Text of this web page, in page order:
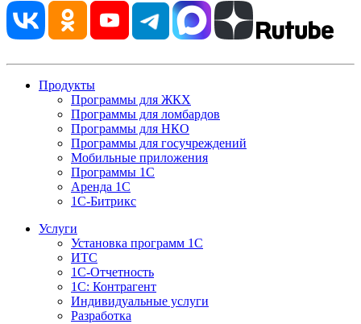
Продукты
Программы для ЖКХ
Программы для ломбардов
Программы для НКО
Программы для госучреждений
Мобильные приложения
Программы 1С
Аренда 1С
1С-Битрикс
Услуги
Установка программ 1С
ИТС
1С-Отчетность
1С: Контрагент
Индивидуальные услуги
Разработка